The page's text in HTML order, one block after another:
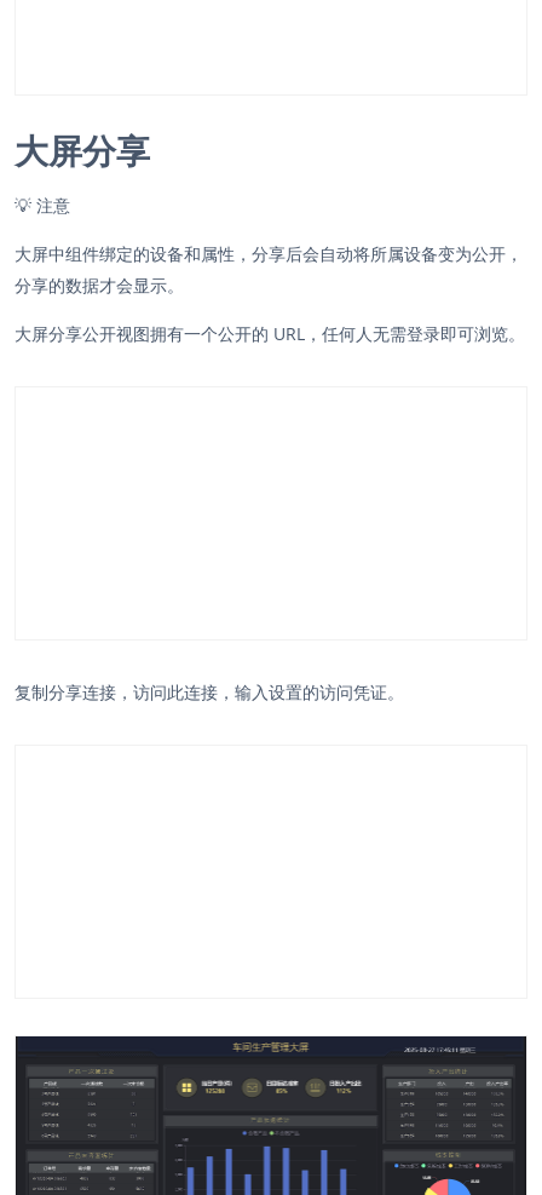
大屏分享
💡 注意
大屏中组件绑定的设备和属性，分享后会自动将所属设备变为公开，
分享的数据才会显示。
大屏分享公开视图拥有一个公开的 URL，任何人无需登录即可浏览。
复制分享连接，访问此连接，输入设置的访问凭证。